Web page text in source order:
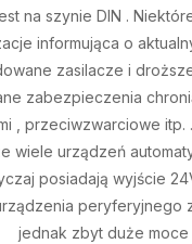
na szynie DIN .
informująca o
zasilacze i
zabezpieczenia
, przeciwzwarciowe itp.
wiele urządzeń
posiadają wyjście
peryferyjnego
jednak zbyt duże moce